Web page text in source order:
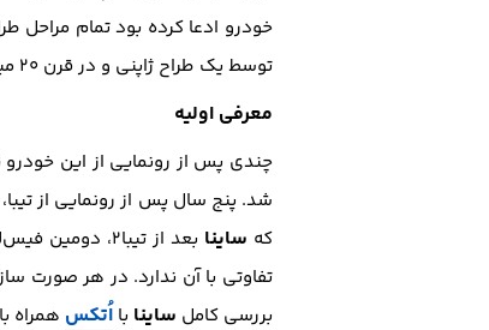
خودرو ادعا کرده بود تمام مراحل
توسط یک طراح ژاپنی و در قرن ۲۰ میلادی صورت گرفته بود.
معرفی اولیه
چندی پس از رونمایی از این خودرو
شد. پنج سال پس از رونمایی از
که ساینا بعد از تیبا۲، دومین فیس‌لیفت تیبا محسوب می‌شود.
تفاوتی با آن ندارد. در هر صورت
بررسی کامل ساینا با اُتکس همراه